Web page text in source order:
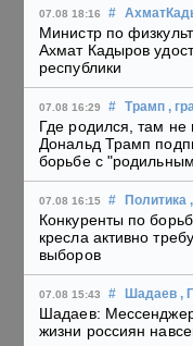
07.08 18:16 #
Министр по
Ахмат Кадыров
республики
07.08 16:29 # Трамп ,
Где родился, там не
Дональд Трамп
борьбе с
07.08 16:15 # Политика
Конкуренты по
кресла активно
выборов
07.08 15:43 # Шадаев ,
Шадаев:
жизни россиян